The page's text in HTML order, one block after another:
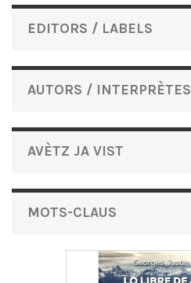
EDITORS / LABELS
AUTORS / INTERPRÈTES
AVÈTZ JA VIST
MOTS-CLAUS